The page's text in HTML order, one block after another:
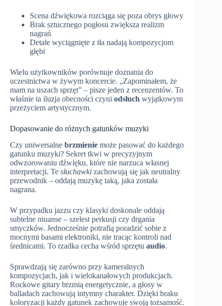
Scena dźwiękowa rozciąga się poza obrys głowy
Brak sztucznego pogłosu zwiększa realizm
nagrań
Detale wyciągnięte z tła nadają kompozycjom
głębi
Wielu użytkowników porównuje doznania do
uczestnictwa w żywym koncercie. „Zapominałem, że
mam na uszach sprzęt” – pisze jeden z recenzentów. To
właśnie ta iluzja obecności czyni odsłuch wyjątkowym
przeżyciem artystycznym.
Dopasowanie do różnych gatunków muzyki
Czy uniwersalne brzmienie może pasować do każdego
gatunku muzyki? Sekret tkwi w precyzyjnym
odwzorowaniu dźwięku, które nie narzuca własnej
interpretacji. Te słuchawki zachowują się jak neutralny
przewodnik – oddają muzykę taką, jaka została
nagrana.
W przypadku jazzu czy klasyki doskonale oddają
subtelne niuanse – szelest perkusji czy drgania
smyczków. Jednocześnie potrafią poradzić sobie z
mocnymi basami elektroniki, nie tracąc kontroli nad
średnicami. To rzadka cecha wśród sprzętu audio.
Sprawdzają się zarówno przy kameralnych
kompozycjach, jak i wielokanałowych produkcjach.
Rockowe gitary brzmią energetycznie, a głosy w
balladach zachowują intymny charakter. Dzięki braku
koloryzacji każdy gatunek zachowuje swoją tożsamość.